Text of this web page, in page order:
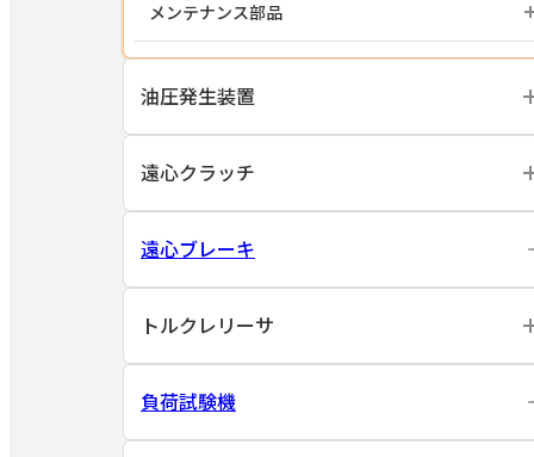
メンテナンス部品
油圧発生装置
遠心クラッチ
遠心ブレーキ
トルクレリーサ
負荷試験機